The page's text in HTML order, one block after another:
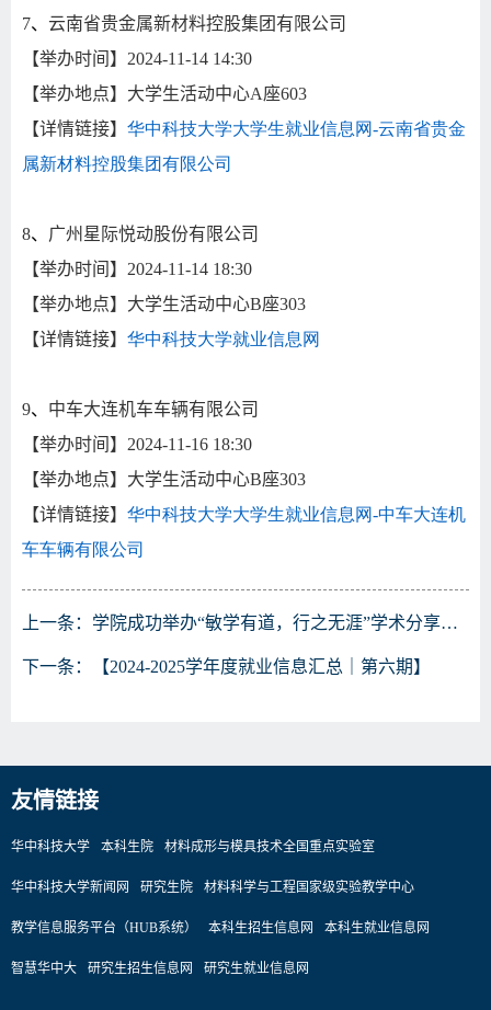
7、 云南省贵金属新材料控股集团有限公司
【举办时间】 2024-11-14 14:30
【举办地点】大学生活动中心A座603
【详情链接】 华中科技大学大学生就业信息网-云南省贵金
属新材料控股集团有限公司
8、 广州星际悦动股份有限公司
【举办时间】 2024-11-14 18:30
【举办地点】大学生活动中心B座303
【详情链接】 华中科技大学就业信息网
9、 中车大连机车车辆有限公司
【举办时间】 2024-11-16 18:30
【举办地点】大学生活动中心B座303
【详情链接】 华中科技大学大学生就业信息网-中车大连机
车车辆有限公司
上一条： 学院成功举办“敏学有道，行之无涯”学术分享交流会
下一条： 【2024-2025学年度就业信息汇总｜第六期】
友情链接
华中科技大学 本科生院 材料成形与模具技术全国重点实验室
华中科技大学新闻网 研究生院 材料科学与工程国家级实验教学中心
教学信息服务平台（HUB系统） 本科生招生信息网 本科生就业信息网
智慧华中大 研究生招生信息网 研究生就业信息网